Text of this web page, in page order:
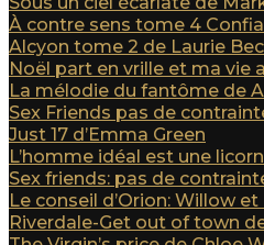
À contre sens tome 4
Alcyon tome 2 de Laurie
Noël part en vrille et ma vie
La mélodie du fantôme de
Sex Friends pas de
Just 17 d’Emma Green
L’homme idéal est une
Sex friends: pas de
Le conseil d’Orion: Willow
Riverdale-Get out of town